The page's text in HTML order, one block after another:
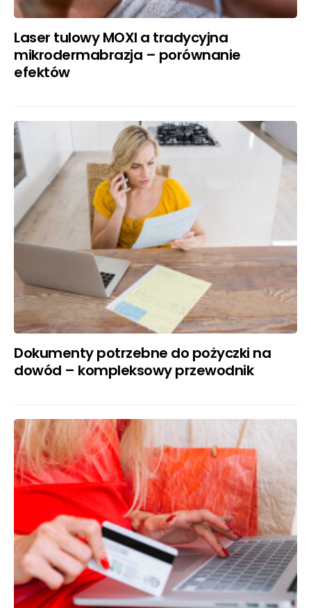
Laser tulowy MOXI a tradycyjna
mikrodermabrazja – porównanie
efektów
Dokumenty potrzebne do pożyczki na
dowód – kompleksowy przewodnik